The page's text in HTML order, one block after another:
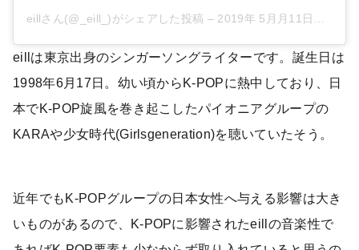
eillさん(@_eill_)がシェアした投稿 – 2019年 5月月11日午前5時01分PDT
eillは東京出身のシンガーソングライターです。誕生日は
1998年6月17日。幼い頃からK-POPに熱中しており、日
本でK-POP旋風を巻き起こしたパイオニアグループの
KARAや少女時代(Girlsgeneration)を聴いていたそう。
近年でもK-POPグループの日本女性へ与える影響は大き
いものがあるので、K-POPに影響されたeillの音楽性で